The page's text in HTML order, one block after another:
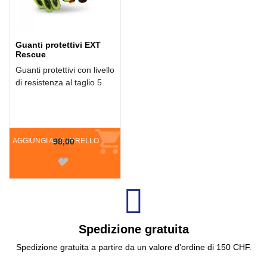
Guanti protettivi EXT
Rescue
Guanti protettivi con livello
di resistenza al taglio 5
AGGIUNGI AL CARRELLO
98,00
Spedizione gratuita
Spedizione gratuita a partire da un valore d'ordine di 150 CHF.